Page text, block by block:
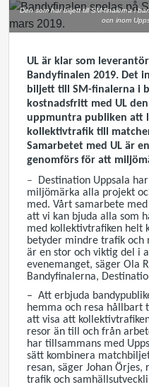
Den som har biljett till SM-finalerna i
ocn inom
UL är klar som
Bandyfinalen 2019. Det
biljett till SM-finalerna i
kostnadsfritt med UL
uppmuntra publiken att
kollektivtrafik till
Samarbetet med UL är
genomförs för att
–
Destination Uppsala
miljömärka alla projekt
med. Vårt samarbete
att vi kan bjuda alla som
med kollektivtrafiken helt
betyder mindre trafik
är en stor och viktig del i
evenemanget, säger Ola
Bandyfinalerna,
– Att erbjuda
hemma och resa hållbart
att visa att
resor än till och från
har tillsammans med
sätt kombinera
resan, säger Johan
trafik och